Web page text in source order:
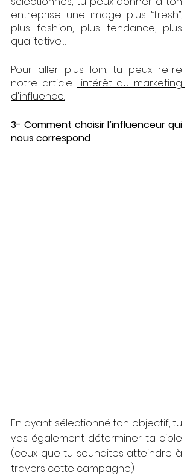
entreprise une image plus “fresh”,
plus fashion, plus tendance, plus
qualitative…
Pour aller plus loin, tu peux relire
notre article l'intérêt du marketing
d'influence.
3- Comment choisir l’influenceur qui
nous correspond
En ayant sélectionné ton objectif, tu
vas également déterminer ta cible
(ceux que tu souhaites atteindre à
travers cette campagne)